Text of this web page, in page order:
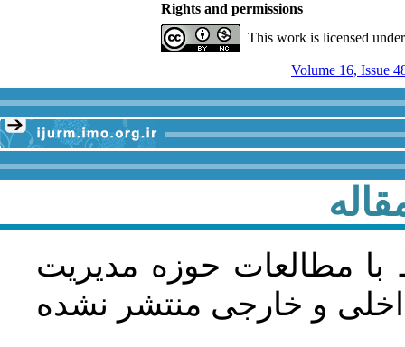
Rights and permissions
This work is licensed
با مطالعات حوزه مديريت
و خارجی منتشر نشده